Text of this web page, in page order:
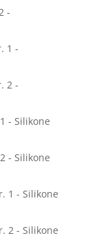
-
1 -
2 -
- Silikone
- Silikone
1 - Silikone
2 - Silikone